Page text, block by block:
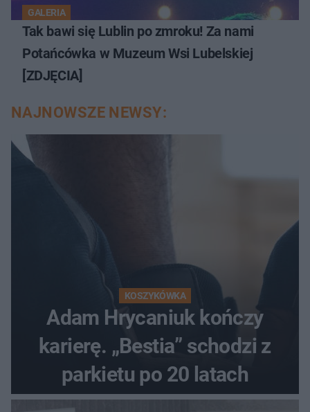
GALERIA
Tak bawi się Lublin po zmroku! Za nami
Potańcówka w Muzeum Wsi Lubelskiej
[ZDJĘCIA]
NAJNOWSZE NEWSY:
KOSZYKÓWKA
Adam Hrycaniuk kończy
karierę. „Bestia” schodzi z
parkietu po 20 latach